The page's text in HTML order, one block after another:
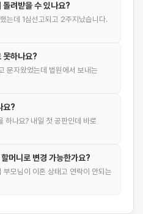
돌려받을 수 있나요?
는데 1심선고되고 2주지났습니다.
못하나요?
문자왔었는데 법원에서 보내는
요?
하나요? 내일 첫 공판인데 바로
머니로 변경 가능한가요?
모님이 이혼 상태고 연락이 안되는